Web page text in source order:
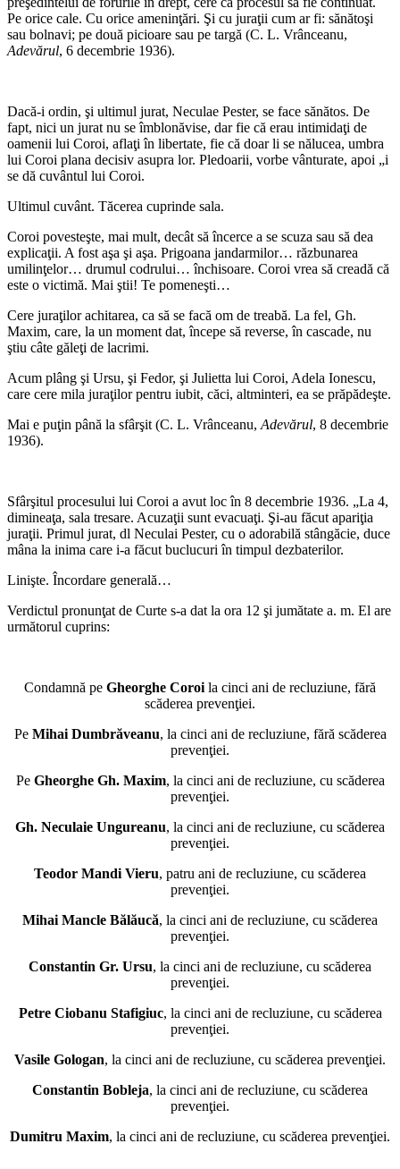
Pe orice cale. Cu orice ameninţări. Şi cu juraţii cum ar fi: sănătoşi
sau bolnavi; pe două picioare sau pe targă (C. L. Vrânceanu,
Adevărul, 6 decembrie 1936).
Dacă-i ordin, şi ultimul jurat, Neculae Pester, se face sănătos. De
fapt, nici un jurat nu se îmblonăvise, dar fie că erau intimidaţi de
oamenii lui Coroi, aflaţi în libertate, fie că doar li se nălucea, umbra
lui Coroi plana decisiv asupra lor. Pledoarii, vorbe vânturate, apoi „i
se dă cuvântul lui Coroi.
Ultimul cuvânt. Tăcerea cuprinde sala.
Coroi povesteşte, mai mult, decât să încerce a se scuza sau să dea
explicaţii. A fost aşa şi aşa. Prigoana jandarmilor… răzbunarea
umilinţelor… drumul codrului… închisoare. Coroi vrea să creadă că
este o victimă. Mai ştii! Te pomeneşti…
Cere juraţilor achitarea, ca să se facă om de treabă. La fel, Gh.
Maxim, care, la un moment dat, începe să reverse, în cascade, nu
ştiu câte găleţi de lacrimi.
Acum plâng şi Ursu, şi Fedor, şi Julietta lui Coroi, Adela Ionescu,
care cere mila juraţilor pentru iubit, căci, altminteri, ea se prăpădeşte.
Mai e puţin până la sfârşit (C. L. Vrânceanu, Adevărul, 8 decembrie
1936).
Sfârşitul procesului lui Coroi a avut loc în 8 decembrie 1936. „La 4,
dimineaţa, sala tresare. Acuzaţii sunt evacuaţi. Şi-au făcut apariţia
juraţii. Primul jurat, dl Neculai Pester, cu o adorabilă stângăcie, duce
mâna la inima care i-a făcut buclucuri în timpul dezbaterilor.
Linişte. Încordare generală…
Verdictul pronunţat de Curte s-a dat la ora 12 şi jumătate a. m. El are
următorul cuprins:
Condamnă pe Gheorghe Coroi la cinci ani de recluziune, fără
scăderea prevenţiei.
Pe Mihai Dumbrăveanu, la cinci ani de recluziune, fără scăderea
prevenţiei.
Pe Gheorghe Gh. Maxim, la cinci ani de recluziune, cu scăderea
prevenţiei.
Gh. Neculaie Ungureanu, la cinci ani de recluziune, cu scăderea
prevenţiei.
Teodor Mandi Vieru, patru ani de recluziune, cu scăderea
prevenţiei.
Mihai Mancle Bălăucă, la cinci ani de recluziune, cu scăderea
prevenţiei.
Constantin Gr. Ursu, la cinci ani de recluziune, cu scăderea
prevenţiei.
Petre Ciobanu Stafigiuc, la cinci ani de recluziune, cu scăderea
prevenţiei.
Vasile Gologan, la cinci ani de recluziune, cu scăderea prevenţiei.
Constantin Bobleja, la cinci ani de recluziune, cu scăderea
prevenţiei.
Dumitru Maxim, la cinci ani de recluziune, cu scăderea prevenţiei.